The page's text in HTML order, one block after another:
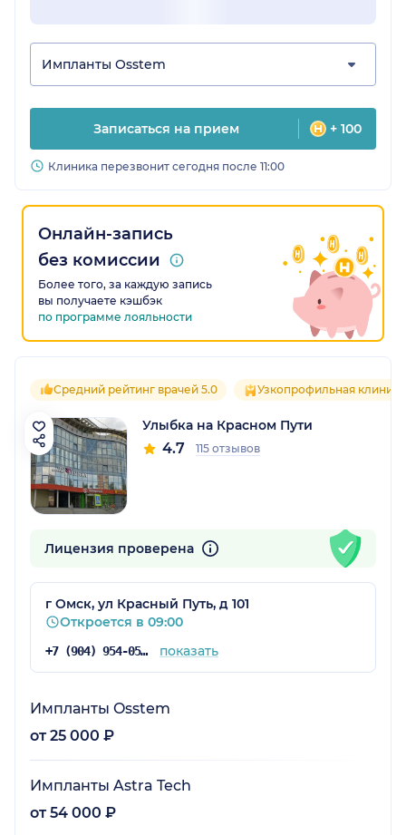
Импланты Osstem
Записаться на прием + 100
Клиника перезвонит сегодня после 11:00
Онлайн-запись
без комиссии
Более того, за каждую запись
вы получаете кэшбэк
по программе лояльности
Средний рейтинг врачей 5.0 Узкопрофильная клиника
Улыбка на Красном Пути
4.7 115 отзывов
Лицензия проверена
г Омск, ул Красный Путь, д 101
Откроется в 09:00
+7 (904) 954-05-70 показать
Импланты Osstem
от 25 000 ₽
Импланты Astra Tech
от 54 000 ₽